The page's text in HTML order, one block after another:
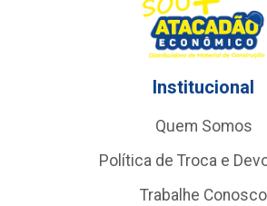
Institucional
Quem Somos
Política de Troca e
Trabalhe Conosco